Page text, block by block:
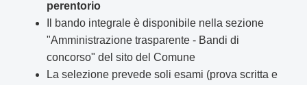
perentorio
Il bando integrale è disponibile nella sezione
"Amministrazione trasparente - Bandi di
concorso" del sito del Comune
La selezione prevede soli esami (prova scritta e